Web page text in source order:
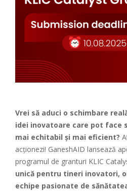
Vrei să aduci o schimbare
idei inovatoare care pot face
mai echitabil și mai eficient?
acționezi! GaneshAID lansează
programul de granturi KLIC
unică pentru tineri inovatori,
echipe pasionate de